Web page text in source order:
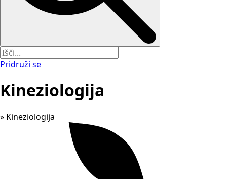
Pridruži se
Kineziologija
» Kineziologija